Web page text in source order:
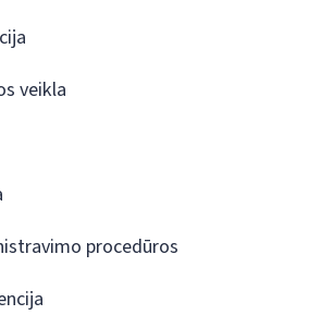
veikla
procedūros